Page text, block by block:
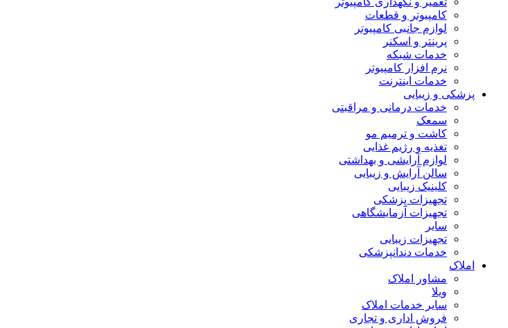
کامپیوتر و قطعات
لوازم جانبی کامپیوتر
پرینتر و اسکنر
خدمات شبکه
نرم افزار کامپیوتر
خدمات اینترنت
پزشکی و زیبایی
خدمات درمانی و مراقبتی
سمعک
کاشت و ترمیم مو
تغذیه و رژیم غذایی
لوازم آرایشی و بهداشتی
سالن آرایش و زیبایی
کلینیک زیبایی
تجهیزات پزشکی
تجهیزات آزمایشگاهی
سایر
تجهیزات زیبایی
خدمات دندانپزشکی
املاک
مشاور املاک
ویلا
سایر خدمات املاک
فروش اداری و تجاری